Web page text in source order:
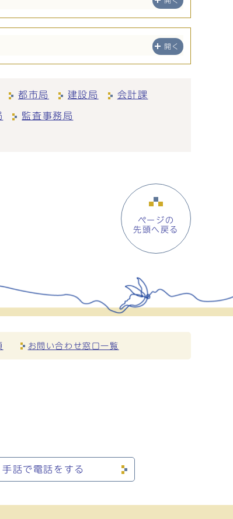
開く
都市局 建設局 会計課
監査事務局
ページの
先頭へ戻る
お問い合わせ窓口一覧
手話で電話をする